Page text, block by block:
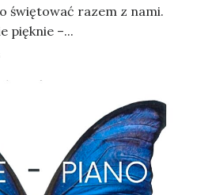
świętować razem z nami.
pięknie –...